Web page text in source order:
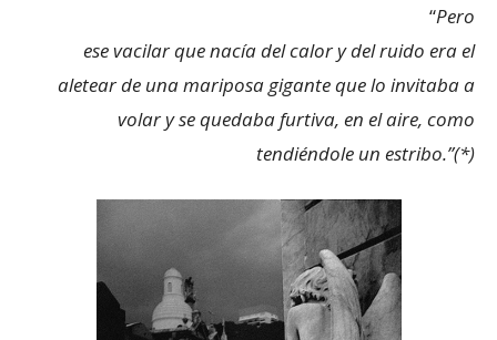
“Pero
ese vacilar que nacía del calor y del ruido era el
aletear de una mariposa gigante que lo invitaba a
volar y se quedaba furtiva, en el aire, como
tendiéndole un estribo.”(*)